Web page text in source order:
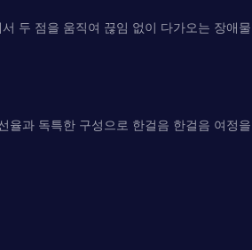
두 점을 움직여 끊임 없이 다가오는 장애
과 독특한 구성으로 한걸음 한걸음 여정